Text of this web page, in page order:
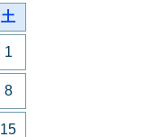
土
1
8
15